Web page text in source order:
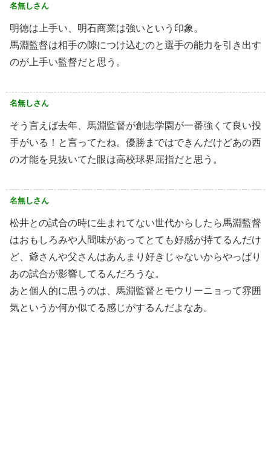
名無しさん
明徳は上手い、明石商業は強いという印象。
馬淵監督は相手の隙につけ込むのと選手の能力を引き出す
のが上手い監督だと思う。
名無しさん
そう言えば去年、馬淵監督が創志学園が一番強くて良い投
手がいる！と言ってたね。優勝まではできんだけどあの西
の才能を見抜いてた眼は高校球界屈指だと思う。
名無しさん
松井との試合の時に生まれてない世代からしたら馬淵監督
はおもしろみや人間味があってとても好感が持てるんだけ
ど、爺さんや父さんはあんまり好きじゃないからやっぱり
あの試合が影響してるんだろうな。
あと個人的に思うのは、馬淵監督とモウリーニョって雰囲
気というか何か似てる感じがするんだよなあ。